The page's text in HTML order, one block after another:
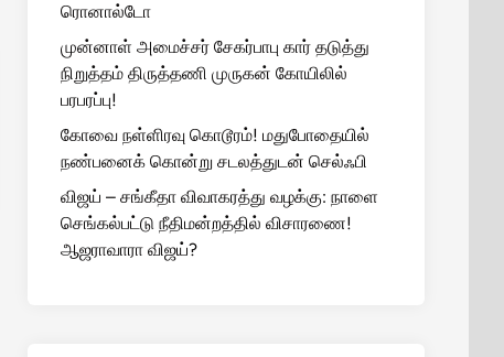
ரொனால்டோ
முன்னாள் அமைச்சர் சேகர்பாபு கார் தடுத்து
நிறுத்தம் திருத்தணி முருகன் கோயிலில்
பரபரப்பு!
கோவை நள்ளிரவு கொடூரம்! மதுபோதையில்
நண்பனைக் கொன்று சடலத்துடன் செல்ஃபி
விஜய் – சங்கீதா விவாகரத்து வழக்கு: நாளை
செங்கல்பட்டு நீதிமன்றத்தில் விசாரணை!
ஆஜராவாரா விஜய்?